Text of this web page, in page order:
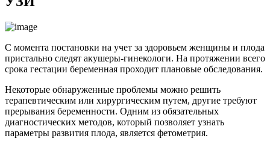
С момента постановки на учет за здоровьем женщины и плода
пристально следят акушеры-гинекологи. На протяжении всего
срока гестации беременная проходит плановые обследования.
Некоторые обнаруженные проблемы можно решить
терапевтическим или хирургическим путем, другие требуют
прерывания беременности. Одним из обязательных
диагностических методов, который позволяет узнать
параметры развития плода, является фетометрия.